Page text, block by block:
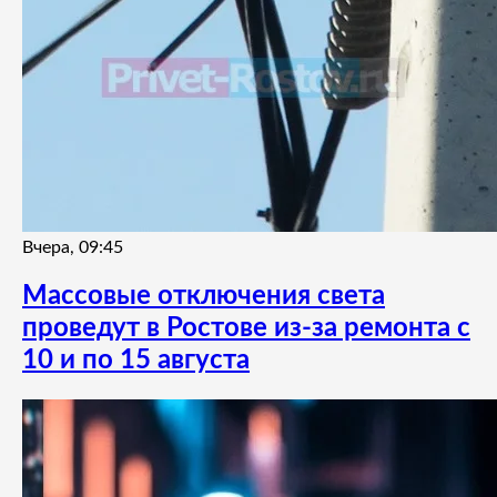
Вчера, 09:45
Массовые отключения света
проведут в Ростове из-за ремонта с
10 и по 15 августа